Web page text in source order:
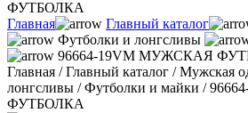
ФУТБОЛКА
Главная
Главный каталог
Футболки и лонгсливы
96664-19VM МУЖСКАЯ
Главная /Главный каталог /Мужская
лонгсливы /Футболки и майки /
ФУТБОЛКА